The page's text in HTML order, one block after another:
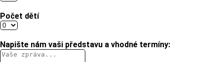
Počet dětí
Napište nám vaši představu a vhodné termíny: